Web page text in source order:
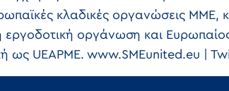
κλαδικές οργανώσεις ΜΜΕ,
οργάνωση και
UEAPME. www.SMEunited.eu |